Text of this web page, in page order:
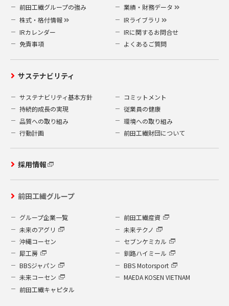
前田工繊グループの強み
業績・財務データ
株式・格付情報
IRライブラリ
IRカレンダー
IRに関するお問合せ
免責事項
よくあるご質問
サステナビリティ
サステナビリティ基本方針
コミットメント
持続的成長の実現
従業員の健康
品質への取り組み
環境への取り組み
行動計画
前田工繊財団について
採用情報
前田工繊グループ
グループ企業一覧
前田工繊産資
未来のアグリ
未来テクノ
沖縄コーセン
セブンケミカル
犀工房
釧路ハイミール
BBSジャパン
BBS Motorsport
未来コーセン
MAEDA KOSEN VIETNAM
前田工繊キャピタル